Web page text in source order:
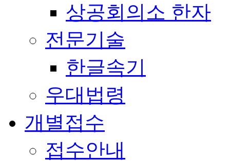
상공회의소 한자
전문기술
한글속기
우대법령
개별접수
접수안내